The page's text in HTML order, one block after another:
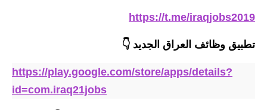
العامة
https://t.me/iraqjobs2019
تطبيق وظائف العراق الجديد 👇
https://play.google.com/store/apps/details?
id=com.iraq21jobs